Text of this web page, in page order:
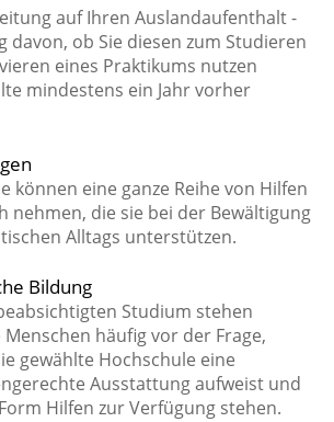
auf Ihren Auslandaufenthalt -
davon, ob Sie diesen zum Studieren
eines Praktikums nutzen
mindestens ein Jahr vorher
können eine ganze Reihe von Hilfen
nehmen, die sie bei der Bewältigung
Alltags unterstützen.
Bildung
Studium stehen
häufig vor der Frage,
gewählte Hochschule eine
Ausstattung aufweist und
Hilfen zur Verfügung stehen.